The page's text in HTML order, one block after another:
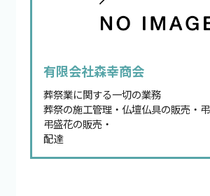
有限会社森幸商会
葬祭業に関する一切の業務
葬祭の施工管理・仏壇仏具の販売・
弔盛花の販売・
配達